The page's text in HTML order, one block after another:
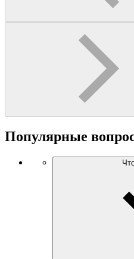
Популярные